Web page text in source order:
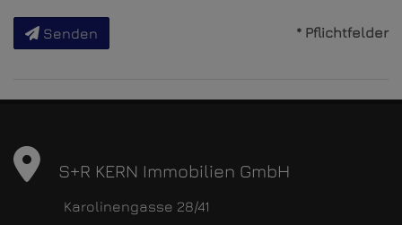
Senden * Pflichtfelder
S+R KERN Immobilien GmbH
Karolinengasse 28/41